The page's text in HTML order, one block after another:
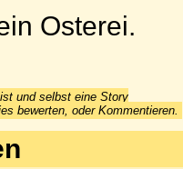
Osterei.
und selbst eine Story
bewerten, oder Kommentieren.